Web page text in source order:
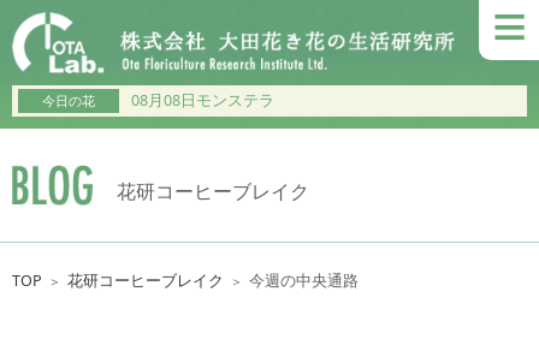
≡
今日の花 08月08日モンステラ
花研コーヒーブレイク
TOP ＞ 花研コーヒーブレイク ＞ 今週の中央通路